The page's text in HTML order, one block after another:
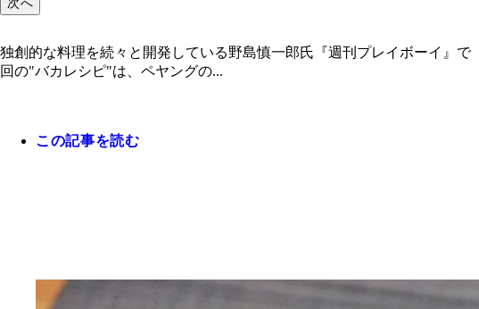
独創的な料理を続々と開発している野島慎一郎氏『週刊プレイボーイ』
回の"バカレシピ"は、ペヤングの...
この記事を読む